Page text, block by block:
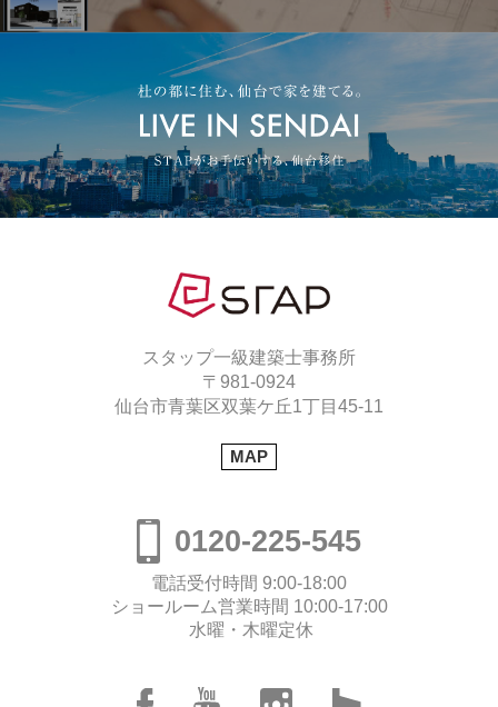
スタップ一級建築士事務所
〒981-0924
仙台市青葉区双葉ケ丘1丁目45-11
MAP
0120-225-545
電話受付時間 9:00-18:00
ショールーム営業時間 10:00-17:00
水曜・木曜定休